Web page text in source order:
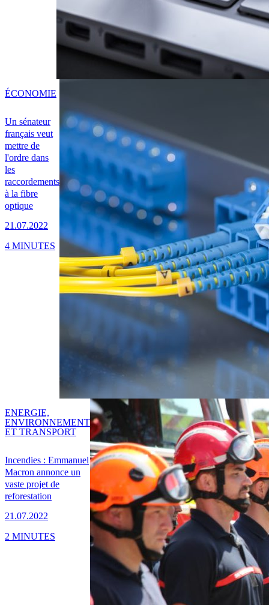
Un sénateur
français veut
mettre de
l'ordre dans
les
raccordements
à la fibre
optique
21.07.2022
ÉCONOMIE
4 MINUTES
Incendies : Emmanuel
Macron annonce un
vaste projet de
reforestation
21.07.2022
ENERGIE,
ENVIRONNEMENT
ET TRANSPORT
2 MINUTES